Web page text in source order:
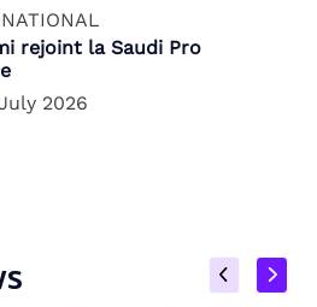
rejoint la Saudi Pro
2026